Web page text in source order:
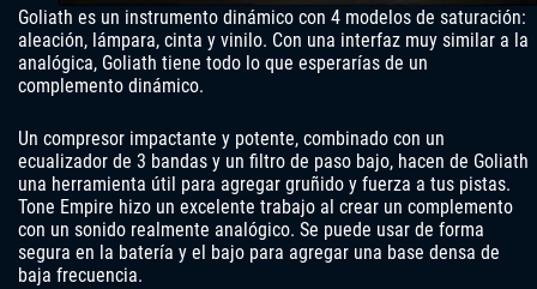
Goliath es un instrumento dinámico con 4 modelos de saturación:
aleación, lámpara, cinta y vinilo. Con una interfaz muy similar a la
analógica, Goliath tiene todo lo que esperarías de un
complemento dinámico.
Un compresor impactante y potente, combinado con un
ecualizador de 3 bandas y un filtro de paso bajo, hacen de Goliath
una herramienta útil para agregar gruñido y fuerza a tus pistas.
Tone Empire hizo un excelente trabajo al crear un complemento
con un sonido realmente analógico. Se puede usar de forma
segura en la batería y el bajo para agregar una base densa de
baja frecuencia.